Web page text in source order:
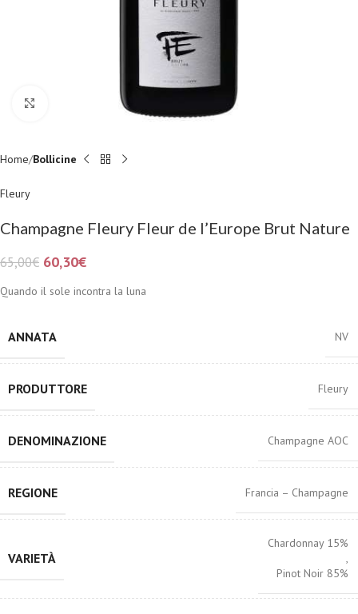
Fai clic per ingrandire
Home Bollicine
Fleury
Champagne Fleury Fleur de l’Europe Brut Nature
65,00€ 60,30€
Quando il sole incontra la luna
ANNATA NV
PRODUTTORE Fleury
DENOMINAZIONE Champagne AOC
REGIONE Francia – Champagne
VARIETÀ
Chardonnay 15%
,
Pinot Noir 85%